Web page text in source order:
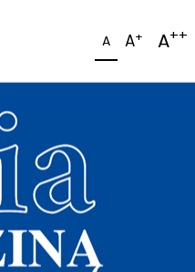
A A+ A++